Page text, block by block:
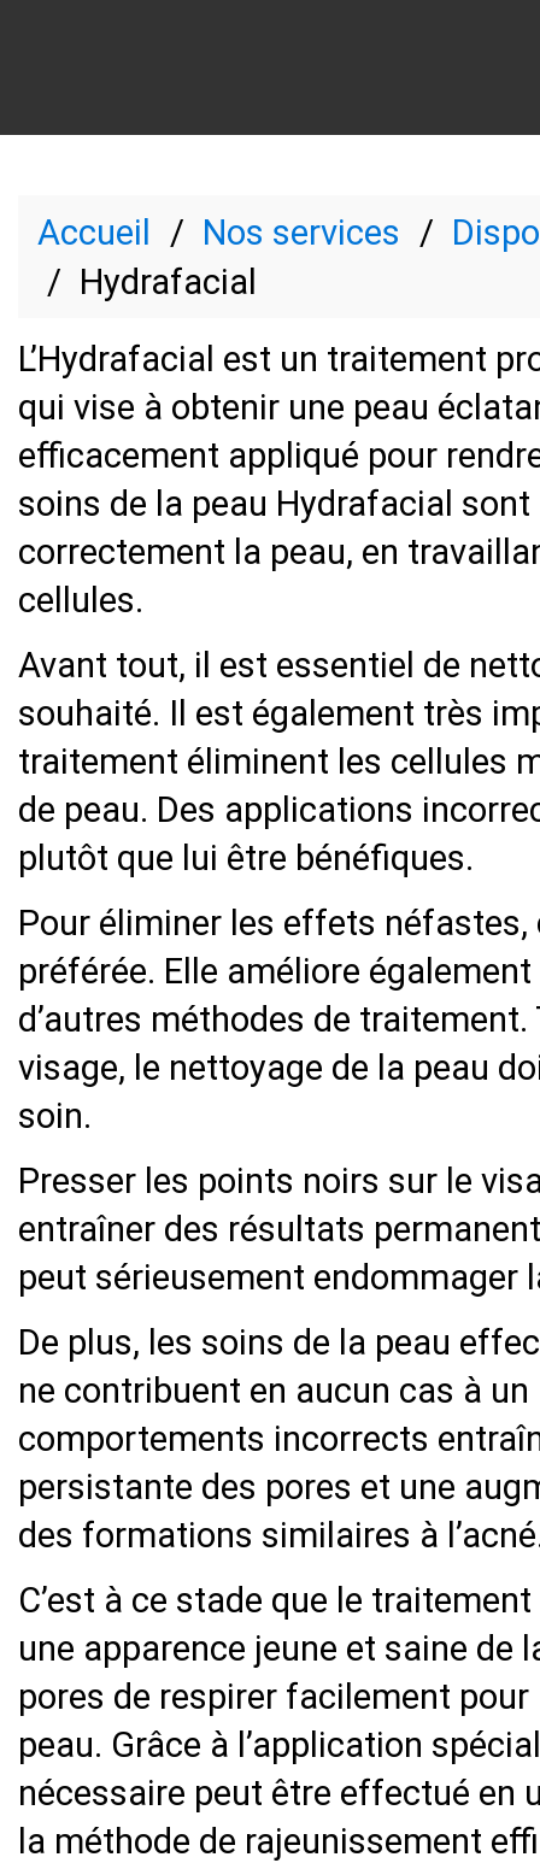
Accueil Nos services
Hydrafacial
L’Hydrafacial est un traitement
qui vise à obtenir une peau
efficacement appliqué pour
soins de la peau Hydrafacial
correctement la peau, en
cellules.
Avant tout, il est essentiel de
souhaité. Il est également très
traitement éliminent les cellules
de peau. Des applications
plutôt que lui être bénéfiques.
Pour éliminer les effets
préférée. Elle améliore
d’autres méthodes de
visage, le nettoyage de la peau
soin.
Presser les points noirs sur le
entraîner des résultats
peut sérieusement endommager
De plus, les soins de la peau
ne contribuent en aucun cas à
comportements incorrects
persistante des pores et une
des formations similaires à
C’est à ce stade que le
une apparence jeune et saine de
pores de respirer facilement
peau. Grâce à l’application
nécessaire peut être effectué en
la méthode de rajeunissement